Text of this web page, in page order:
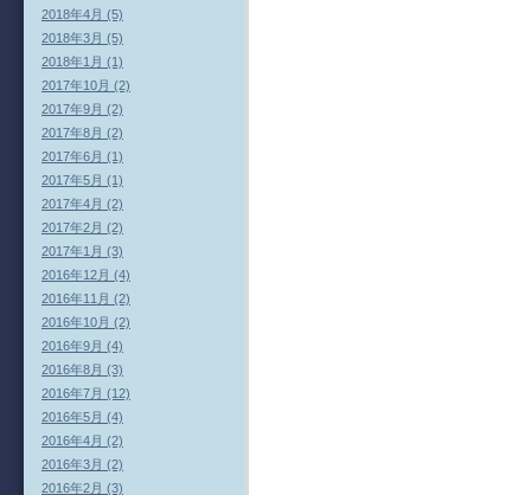
2018年4月 (5)
2018年3月 (5)
2018年1月 (1)
2017年10月 (2)
2017年9月 (2)
2017年8月 (2)
2017年6月 (1)
2017年5月 (1)
2017年4月 (2)
2017年2月 (2)
2017年1月 (3)
2016年12月 (4)
2016年11月 (2)
2016年10月 (2)
2016年9月 (4)
2016年8月 (3)
2016年7月 (12)
2016年5月 (4)
2016年4月 (2)
2016年3月 (2)
2016年2月 (3)